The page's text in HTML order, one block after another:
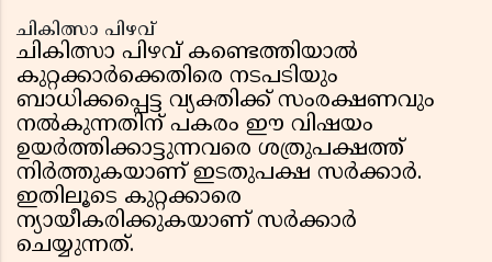
ചികിത്സാ പിഴവ്
ചികിത്സാ പിഴവ് കണ്ടെത്തിയാൽ
കുറ്റക്കാർക്കെതിരെ നടപടിയും
ബാധിക്കപ്പെട്ട വ്യക്തിക്ക് സംരക്ഷണവും
നൽകുന്നതിന് പകരം ഈ വിഷയം
ഉയർത്തിക്കാട്ടുന്നവരെ ശത്രുപക്ഷത്ത്
നിർത്തുകയാണ് ഇടതുപക്ഷ സർക്കാർ.
ഇതിലൂടെ കുറ്റക്കാരെ
ന്യായീകരിക്കുകയാണ് സർക്കാർ
ചെയ്യുന്നത്.